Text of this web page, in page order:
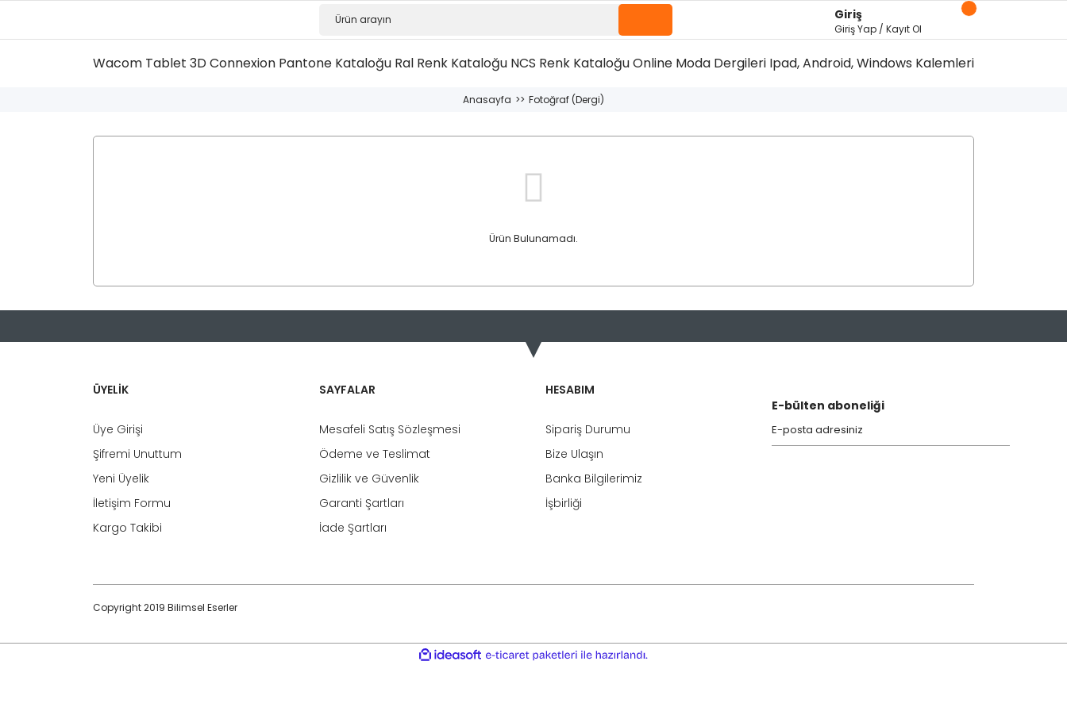
Giriş
Giriş Yap / Kayıt Ol
Wacom Tablet 3D Connexion Pantone Kataloğu Ral Renk Kataloğu NCS Renk KataloğuOnline Moda Dergileri Ipad, Android, Windows Kalemleri
Anasayfa Fotoğraf (Dergi)
Ürün Bulunamadı.
ÜYELİK
Üye Girişi
Şifremi Unuttum
Yeni Üyelik
İletişim Formu
Kargo Takibi
SAYFALAR
Mesafeli Satış Sözleşmesi
Ödeme ve Teslimat
Gizlilik ve Güvenlik
Garanti Şartları
İade Şartları
HESABIM
Sipariş Durumu
Bize Ulaşın
Banka Bilgilerimiz
İşbirliği
E-bülten aboneliği
Copyright 2019 Bilimsel Eserler
ideasoft
e-